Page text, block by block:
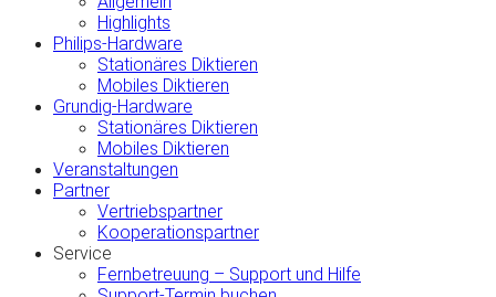
Highlights
Philips-Hardware
Stationäres Diktieren
Mobiles Diktieren
Grundig-Hardware
Stationäres Diktieren
Mobiles Diktieren
Veranstaltungen
Partner
Vertriebspartner
Kooperationspartner
Service
Fernbetreuung – Support und Hilfe